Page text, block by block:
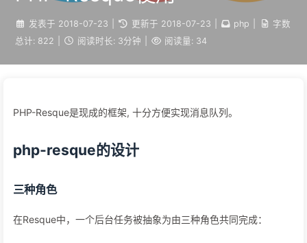
发表于 2018-07-23 更新于 2018-07-23 php
字数
总计: 822 阅读时长: 3分钟 阅读量: 34
PHP-Resque是现成的框架, 十分方便实现消息队列。
php-resque的设计
三种角色
在Resque中，一个后台任务被抽象为由三种角色共同完成：